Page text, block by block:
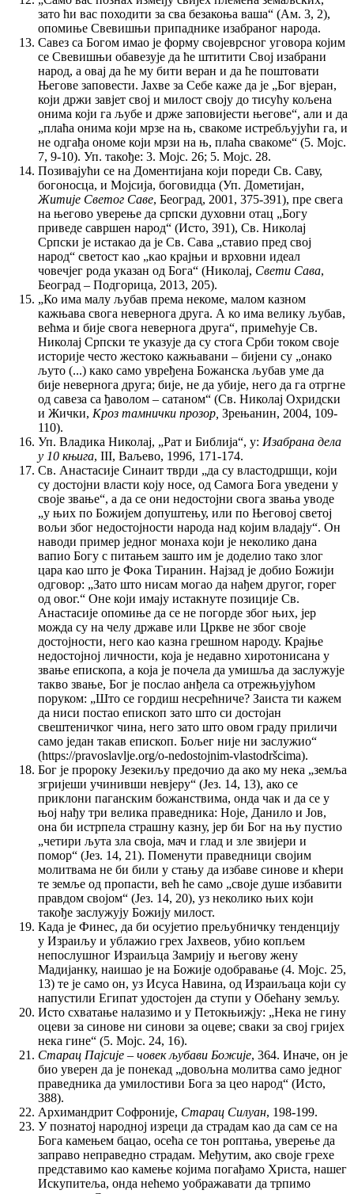
зато ћи вас походити за сва безакоња ваша“ (Ам. 3, 2),
опомиње Свевишњи припаднике изабраног народа.
Савез са Богом имао је форму својеврсног уговора којим
се Свевишњи обавезује да ће штитити Свој изабрани
народ, а овај да ће му бити веран и да ће поштовати
Његове заповести. Јахве за Себе каже да је „Бог вјеран,
који држи завјет свој и милост своју до тисућу кољена
онима који га љубе и држе заповијести његове“, али и да
„плаћа онима који мрзе на њ, свакоме истребљујући га, и
не одгађа ономе који мрзи на њ, плаћа свакоме“ (5. Мојс.
7, 9-10). Уп. такође: 3. Мојс. 26; 5. Мојс. 28.
Позивајући се на Доментијана који пореди Св. Саву,
богоносца, и Мојсија, боговидца (Уп. Дометијан,
Житије Светог Саве, Београд, 2001, 375-391), пре свега
на његово уверење да српски духовни отац „Богу
приведе савршен народ“ (Исто, 391), Св. Николај
Српски је истакао да је Св. Сава „ставио пред свој
народ“ светост као „као крајњи и врховни идеал
човечјег рода указан од Бога“ (Николај, Свети Сава,
Београд – Подгорица, 2013, 205).
„Ко има малу љубав према некоме, малом казном
кажњава свога невернога друга. А ко има велику љубав,
већма и бије свога невернога друга“, примећује Св.
Николај Српски те указује да су стога Срби током своје
историје често жестоко кажњавани – бијени су „онако
љуто (...) како само увређена Божанска љубав уме да
бије невернога друга; бије, не да убије, него да га отргне
од савеза са ђаволом – сатаном“ (Св. Николај Охридски
и Жички, Кроз тамнички прозор, Зрењанин, 2004, 109-
110).
Уп. Владика Николај, „Рат и Библија“, у: Изабранa дела
у 10 књига, III, Ваљево, 1996, 171-174.
Св. Анастасије Синаит тврди „да су властодршци, који
су достојни власти коју носе, од Самога Бога уведени у
своје звање“, а да се они недостојни свога звања уводе
„у њих по Божијем допуштењу, или по Његовој светој
вољи због недостојности народа над којим владају“. Он
наводи пример једног монаха који је неколико дана
вапио Богу с питањем зашто им је доделио тако злог
цара као што је Фока Тиранин. Најзад је добио Божији
одговор: „Зато што нисам могао да нађем другог, горег
од овог.“ Оне који имају истакнуте позиције Св.
Анастасије опомиње да се не погорде због њих, јер
можда су на челу државе или Цркве не због своје
достојности, него као казна грешном народу. Крајње
недостојној личности, која је недавно хиротонисана у
звање епископа, а која је почела да умишља да заслужује
такво звање, Бог је послао анђела са отрежњујућом
поруком: „Што се гордиш несрећниче? Заиста ти кажем
да ниси постао епископ зато што си достојан
свештеничког чина, него зато што овом граду приличи
само један такав епископ. Бољег није ни заслужио“
(https://pravoslavlje.org/o-nedostojnim-vlastodršcima).
Бог је пророку Језекиљу предочио да ако му нека „земља
згријеши учинивши невјеру“ (Јез. 14, 13), ако се
приклони паганским божанствима, онда чак и да се у
њој нађу три велика праведника: Ноје, Данило и Јов,
она би истрпела страшну казну, јер би Бог на њу пустио
„четири љута зла своја, мач и глад и зле звијери и
помор“ (Јез. 14, 21). Поменути праведници својим
молитвама не би били у стању да избаве синове и кћери
те земље од пропасти, већ ће само „своје душе избавити
правдом својом“ (Јез. 14, 20), уз неколико њих који
такође заслужују Божију милост.
Када је Финес, да би осујетио прељубничку тенденцију
у Израиљу и ублажио грех Јахвеов, убио копљем
непослушног Израиљца Замрију и његову жену
Мадијанку, наишао је на Божије одобравање (4. Мојс. 25,
13) те је само он, уз Исуса Навина, од Израиљаца који су
напустили Египат удостојен да ступи у Обећану земљу.
Исто схватање налазимо и у Петокњижју: „Нека не гину
оцеви за синове ни синови за оцеве; сваки за свој гријех
нека гине“ (5. Мојс. 24, 16).
Старац Пајсије – човек љубави Божије, 364. Иначе, он је
био уверен да је понекад „довољна молитва само једног
праведника да умилостиви Бога за цео народ“ (Исто,
388).
Архимандрит Софроније, Старац Силуан, 198-199.
У познатој народној изреци да страдам као да сам се на
Бога камењем бацао, осећа се тон роптања, уверење да
заправо неправедно страдам. Међутим, ако своје грехе
представимо као камење којима погађамо Христа, нашег
Искупитеља, онда нећемо уображавати да трпимо